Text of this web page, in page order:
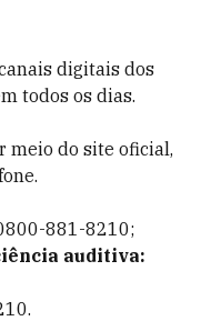
digitais dos
todos os dias.
meio do site oficial,
881-8210;
auditiva: